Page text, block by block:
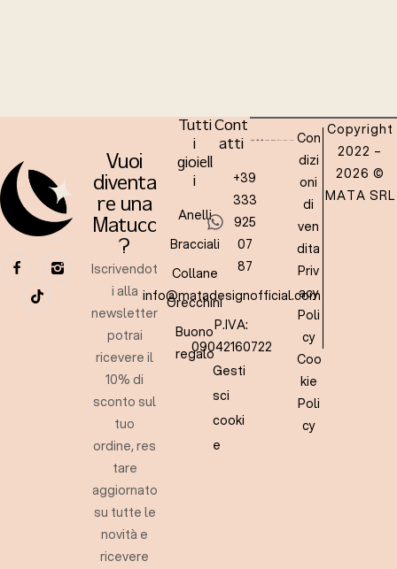
Vuoi
diventa
re una
Matucc
?
Iscrivendot
i alla
newsletter
potrai
ricevere il
10% di
sconto sul
tuo
ordine, res
tare
aggiornato
su tutte le
novità e
ricevere
Tutti
i
gioiell
i
Anelli
Bracciali
Collane
Orecchini
Buono
regalo
Cont
atti
+39
333
925
07
87
info@matadesignofficial.com
P.IVA:
09042160722
Gesti
sci
cooki
e
Con
dizi
oni
di
ven
dita
Priv
acy
Poli
cy
Coo
kie
Poli
cy
Copyright
2022 –
2026 ©
MATA SRL